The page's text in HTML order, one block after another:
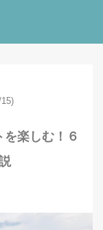
を楽しむ！６